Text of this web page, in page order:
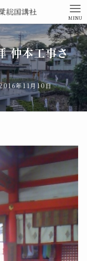
MENU
仲本工事さ
年11月10日